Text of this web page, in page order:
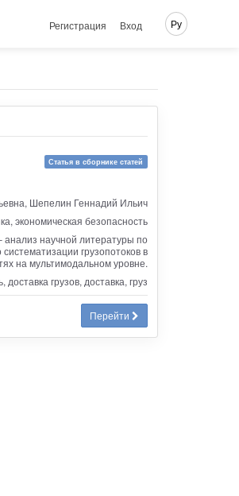
Регистрация Вход Ру
Статья в сборнике статей
Шепелин Геннадий Ильич
экономическая безопасность
анализ научной литературы по
грузопотоков в
на мультимодальном уровне.
грузов, доставка, груз
Перейти